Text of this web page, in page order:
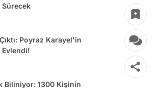
Sürecek
Poyraz Karayel'in
Biliniyor: 1300 Kişinin